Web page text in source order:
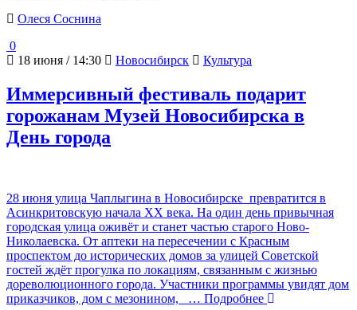
Олеся Соснина
0
18 июня / 14:30
Новосибирск Культура
Иммерсивный фестиваль подарит
горожанам Музей Новосибирска в
День города
28 июня улица Чаплыгина в Новосибирске превратится в
Асинкритовскую начала XX века. На один день привычная
городская улица оживёт и станет частью старого Ново-
Николаевска. От аптеки на пересечении с Красным
проспектом до исторических домов за улицей Советской
гостей ждёт прогулка по локациям, связанным с жизнью
дореволюционного города. Участники программы увидят дом
приказчиков, дом с мезонином,
… Подробнее